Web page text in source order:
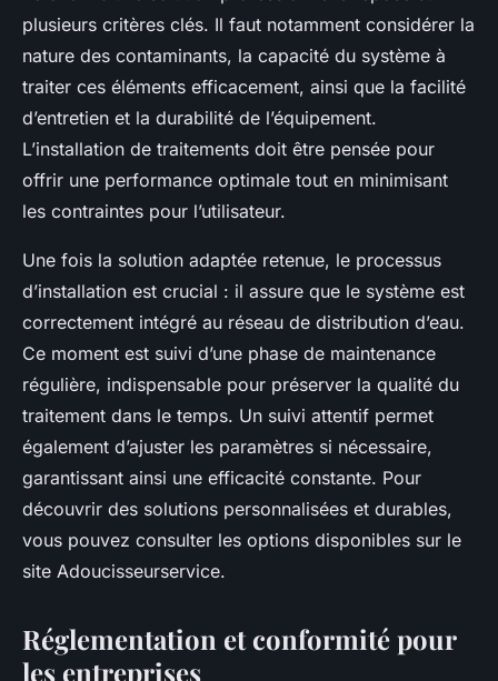
plusieurs critères clés. Il faut notamment considérer la
nature des contaminants, la capacité du système à
traiter ces éléments efficacement, ainsi que la facilité
d’entretien et la durabilité de l’équipement.
L’installation de traitements doit être pensée pour
offrir une performance optimale tout en minimisant
les contraintes pour l’utilisateur.
Une fois la solution adaptée retenue, le processus
d’installation est crucial : il assure que le système est
correctement intégré au réseau de distribution d’eau.
Ce moment est suivi d’une phase de maintenance
régulière, indispensable pour préserver la qualité du
traitement dans le temps. Un suivi attentif permet
également d’ajuster les paramètres si nécessaire,
garantissant ainsi une efficacité constante. Pour
découvrir des solutions personnalisées et durables,
vous pouvez consulter les options disponibles sur le
site Adoucisseurservice.
Réglementation et conformité pour
les entreprises